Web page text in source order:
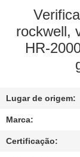
FÁBRICA
NOS
rockwell,
HR-
Lugar de origem:
Marca:
Certificação: